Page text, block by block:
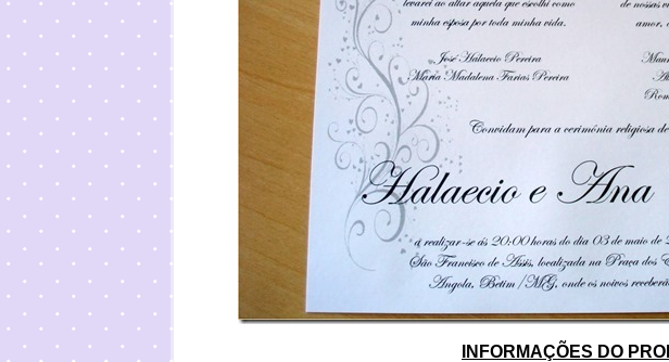
INFORMAÇÕES DO